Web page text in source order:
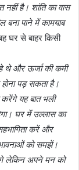
है। शांति का वास
पाने में कामयाब
घर से बाहर किसी
थे और ऊर्जा की कमी
पड़ सकता है।
यह बात भली
घर में उल्लास का
करें और
को समझें।
लेकिन अपने मन को